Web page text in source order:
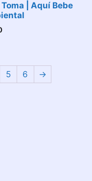
| Aquí Bebe
5 6 →